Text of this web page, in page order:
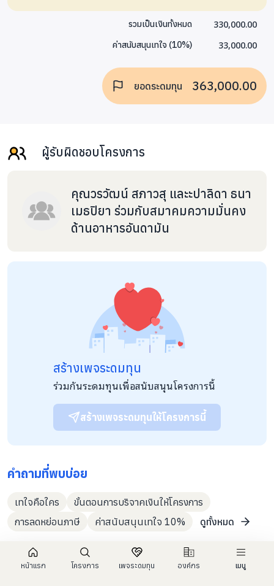
หน้าแรก โครงการ เพจระดมทุน องค์กร เมนู
รวมเป็นเงินทั้งหมด 330,000.00
ค่าสนับสนุนเทใจ (10%) 33,000.00
ยอดระดมทุน 363,000.00
ผู้รับผิดชอบโครงการ
คุณวรวัฒน์ สภาวสุ และะปาลิดา ธนา
เมธปิยา ร่วมกับสมาคมความมั่นคง
ด้านอาหารอันดามัน
สร้างเพจระดมทุน
ร่วมกันระดมทุนเพื่อสนับสนุนโครงการนี้
สร้างเพจระดมทุนให้โครงการนี้
คำถามที่พบบ่อย
เทใจคือใคร
ขั้นตอนการบริจาคเงินให้โครงการ
การลดหย่อนภาษี
ค่าสนับสนุนเทใจ 10% ดูทั้งหมด